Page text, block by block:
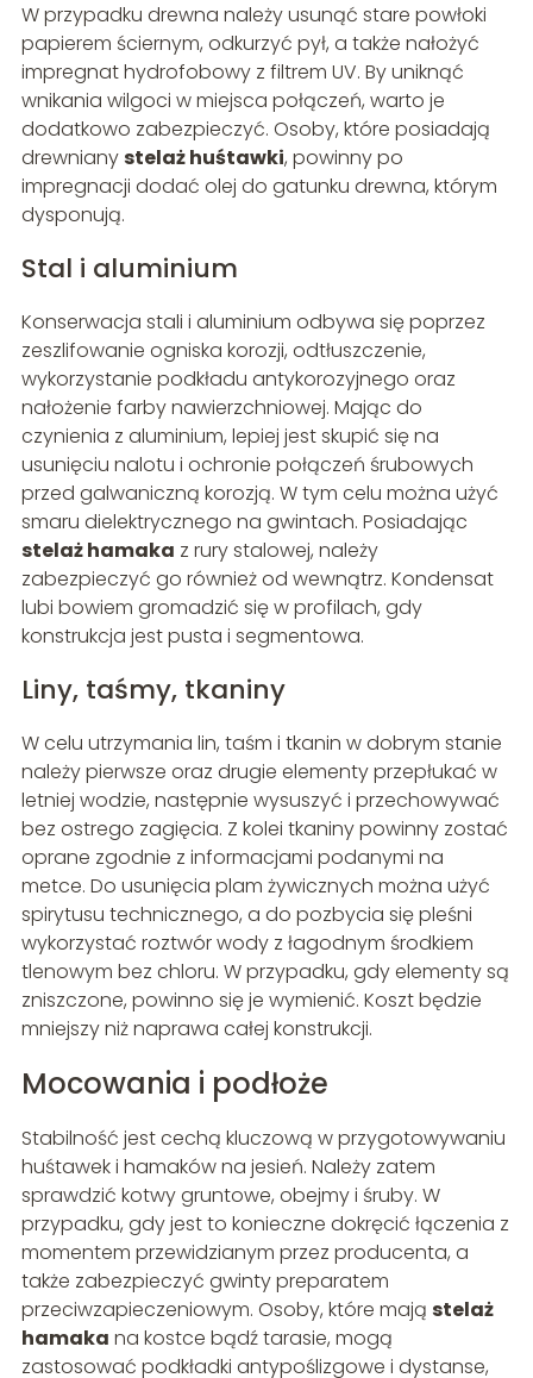
W przypadku drewna należy usunąć stare powłoki
papierem ściernym, odkurzyć pył, a także nałożyć
impregnat hydrofobowy z filtrem UV. By uniknąć
wnikania wilgoci w miejsca połączeń, warto je
dodatkowo zabezpieczyć. Osoby, które posiadają
drewnianystelaż huśtawki, powinny po
impregnacji dodać olej do gatunku drewna, którym
dysponują.
Stal i aluminium
Konserwacja stali i aluminium odbywa się poprzez
zeszlifowanie ogniska korozji, odtłuszczenie,
wykorzystanie podkładu antykorozyjnego oraz
nałożenie farby nawierzchniowej. Mając do
czynienia z aluminium, lepiej jest skupić się na
usunięciu nalotu i ochronie połączeń śrubowych
przed galwaniczną korozją. W tym celu można użyć
smaru dielektrycznego na gwintach. Posiadając
stelaż hamaka z rury stalowej, należy
zabezpieczyć go również od wewnątrz. Kondensat
lubi bowiem gromadzić się w profilach, gdy
konstrukcja jest pusta i segmentowa.
Liny, taśmy, tkaniny
W celu utrzymania lin, taśm i tkanin w dobrym stanie
należy pierwsze oraz drugie elementy przepłukać w
letniej wodzie, następnie wysuszyć i przechowywać
bez ostrego zagięcia. Z kolei tkaniny powinny zostać
oprane zgodnie z informacjami podanymi na
metce. Do usunięcia plam żywicznych można użyć
spirytusu technicznego, a do pozbycia się pleśni
wykorzystać roztwór wody z łagodnym środkiem
tlenowym bez chloru. W przypadku, gdy elementy są
zniszczone, powinno się je wymienić. Koszt będzie
mniejszy niż naprawa całej konstrukcji.
Mocowania i podłoże
Stabilność jest cechą kluczową w przygotowywaniu
huśtawek i hamaków na jesień. Należy zatem
sprawdzić kotwy gruntowe, obejmy i śruby. W
przypadku, gdy jest to konieczne dokręcić łączenia z
momentem przewidzianym przez producenta, a
także zabezpieczyć gwinty preparatem
przeciwzapieczeniowym. Osoby, które mają stelaż
hamaka na kostce bądź tarasie, mogą
zastosować podkładki antypoślizgowe i dystanse,